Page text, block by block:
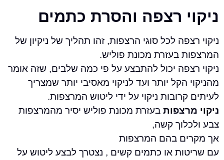
רצפה והסרת כתמים
לכל סוגי הרצפות, זהו תהליך של ניקיון של
בעזרת מכונת פוליש.
יכול להתבצע על פי כמה שלבים, שזה אומר
הקל יותר ועד לניקוי מאסיבי יותר שמצריך
ניקוי על ידי ליטוש המרצפות.
בעזרת מכונת פוליש יסיר מהמרצפות
קשה,
בהם המרצפות
או כתמים קשים , נצטרך לבצע ליטוש על